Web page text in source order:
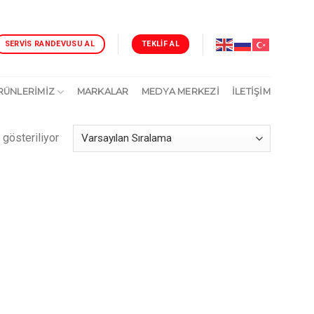
SERVIS RANDEVUSU AL TEKLIF AL
MARKALAR MEDYA MERKEZİ İLETIŞIM
gösteriliyor